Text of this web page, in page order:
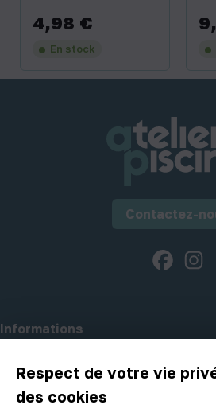
Respect de votre vie
des cookies
Prix
4,98 €
En stock
Prix
Contactez-
Facebook
Informations
A propos d'Atelier Piscine